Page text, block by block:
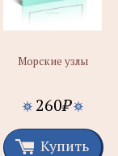
Морские узлы
260₽
Купить